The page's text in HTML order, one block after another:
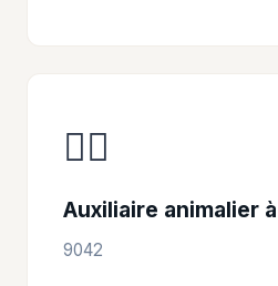
👩‍⚕️
Auxiliaire animalier
9042